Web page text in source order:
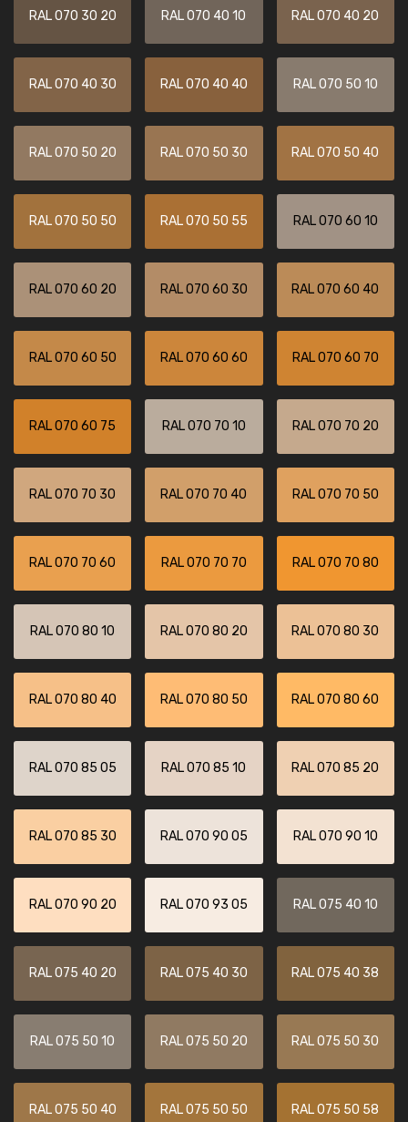
RAL 070 30 20 RAL 070 40 10 RAL 070 40 20
RAL 070 40 30 RAL 070 40 40 RAL 070 50 10
RAL 070 50 20 RAL 070 50 30 RAL 070 50 40
RAL 070 50 50 RAL 070 50 55 RAL 070 60 10
RAL 070 60 20 RAL 070 60 30 RAL 070 60 40
RAL 070 60 50 RAL 070 60 60 RAL 070 60 70
RAL 070 60 75 RAL 070 70 10 RAL 070 70 20
RAL 070 70 30 RAL 070 70 40 RAL 070 70 50
RAL 070 70 60 RAL 070 70 70 RAL 070 70 80
RAL 070 80 10 RAL 070 80 20 RAL 070 80 30
RAL 070 80 40 RAL 070 80 50 RAL 070 80 60
RAL 070 85 05 RAL 070 85 10 RAL 070 85 20
RAL 070 85 30 RAL 070 90 05 RAL 070 90 10
RAL 070 90 20 RAL 070 93 05 RAL 075 40 10
RAL 075 40 20 RAL 075 40 30 RAL 075 40 38
RAL 075 50 10 RAL 075 50 20 RAL 075 50 30
RAL 075 50 40 RAL 075 50 50 RAL 075 50 58